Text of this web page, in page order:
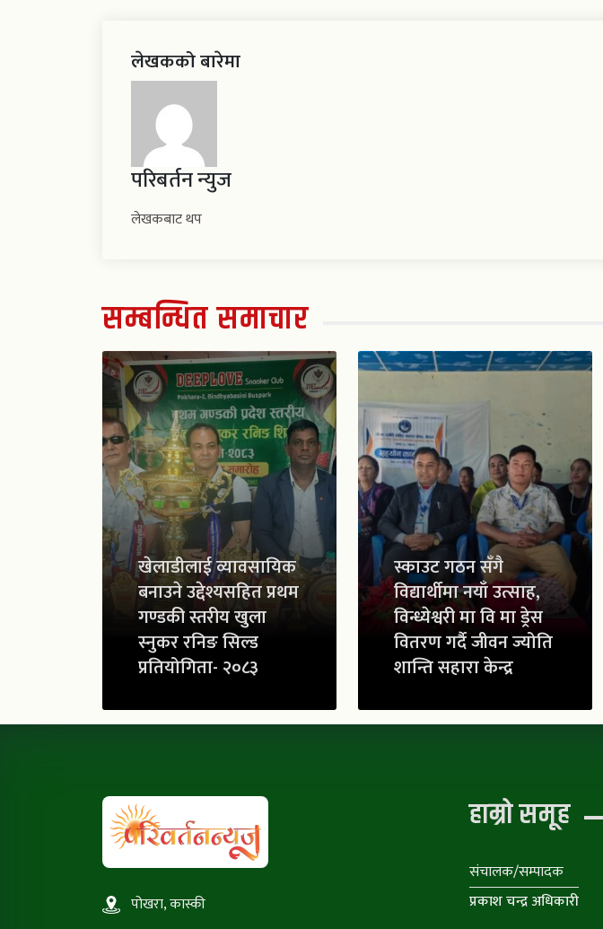
लेखकको बारेमा
परिबर्तन न्युज
लेखकबाट थप
सम्बन्धित समाचार
खेलाडीलाई व्यावसायिक
बनाउने उद्देश्यसहित प्रथम
गण्डकी स्तरीय खुला
स्नुकर रनिङ सिल्ड
प्रतियोगिता- २०८३
स्काउट गठन सँगै
विद्यार्थीमा नयाँ उत्साह,
विन्ध्येश्वरी मा वि मा ड्रेस
वितरण गर्दै जीवन ज्योति
शान्ति सहारा केन्द्र
पोखरा, कास्की
हाम्रो समूह
संचालक/सम्पादक
प्रकाश चन्द्र अधिकारी